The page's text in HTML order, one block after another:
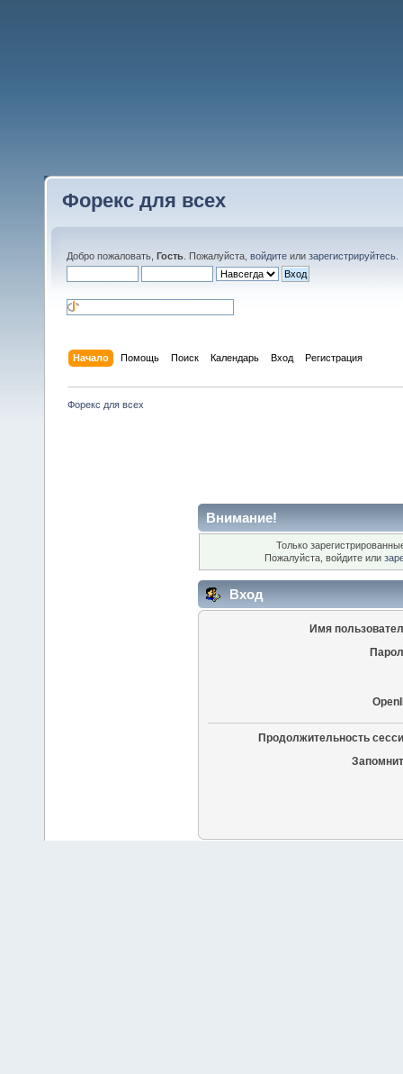
Форекс для всех
Добро пожаловать, Гость . Пожалуйста, войдите или зарегистрируйтесь
Начало Помощь Поиск Календарь Вход Регистрация
Форекс для всех
Внимание!
Только
Пожалуйста, войдите или
Вход
Имя
Продолжительность